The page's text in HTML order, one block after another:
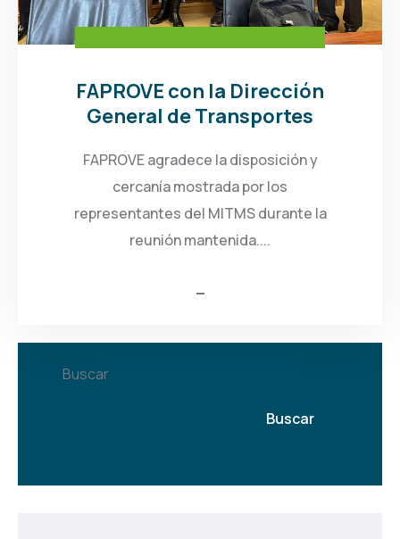
FAPROVE con la Dirección
General de Transportes
FAPROVE agradece la disposición y
cercanía mostrada por los
representantes del MITMS durante la
reunión mantenida....
Buscar
Buscar